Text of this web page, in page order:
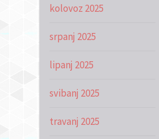
kolovoz 2025
srpanj 2025
lipanj 2025
svibanj 2025
travanj 2025